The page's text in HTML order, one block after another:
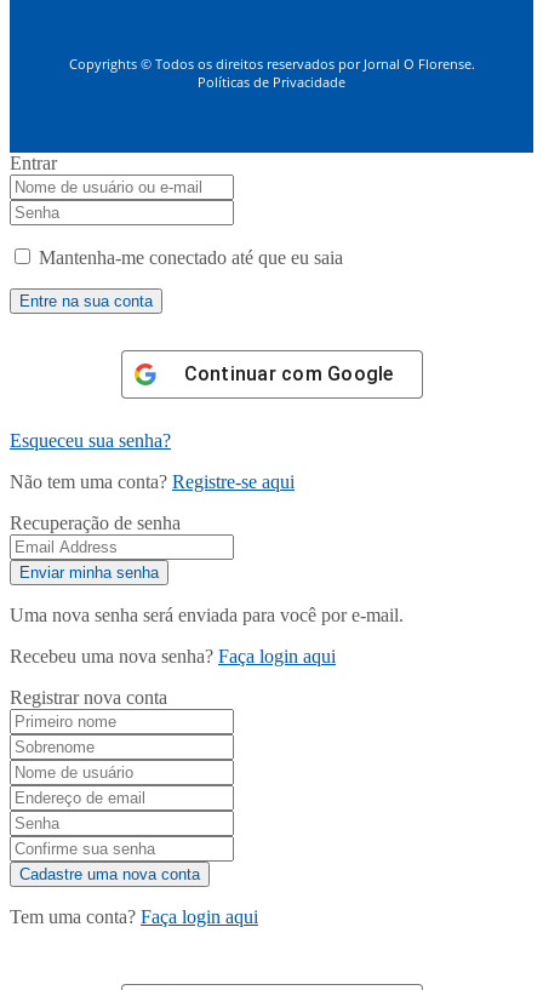
Copyrights © Todos os direitos reservados por Jornal O Florense.
Políticas de Privacidade
Entrar
Mantenha-me conectado até que eu saia
Continuar com Google
Esqueceu sua senha?
Não tem uma conta? Registre-se aqui
Recuperação de senha
Uma nova senha será enviada para você por e-mail.
Recebeu uma nova senha? Faça login aqui
Registrar nova conta
Tem uma conta? Faça login aqui